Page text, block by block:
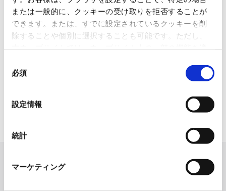
または一般的に、クッキーの受け取りを拒否することが
できます。または、すでに設定されているクッキーを削
除することや個別に選択することも可能です。ただし、
いるので、ご注意ください。これらのクッキーが受け入
れられない場合、本ウェブサイトの機能が制限される場
必須
設定情報
統計
マーケティング
使用済み化粧品容器をネームプ
レートへリサイクル
2026.07.07
「周南 蚤の市2026 ×周南本屋通